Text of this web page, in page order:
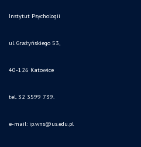
Instytut Psychologii
ul. Grażyńskiego 53,
40-126 Katowice
tel. 32 3599 739.
e-mail: ip.wns@us.edu.pl